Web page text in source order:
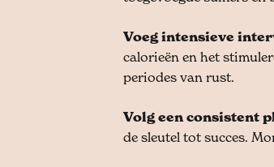
Voeg intensieve
calorieën en het
periodes van rust.
Volg een consistent
de sleutel tot succes.